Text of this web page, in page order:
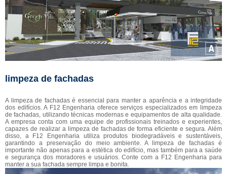
limpeza de fachadas
A limpeza de fachadas é essencial para manter a aparência e a integridade
dos edifícios. A F12 Engenharia oferece serviços especializados em limpeza
de fachadas, utilizando técnicas modernas e equipamentos de alta qualidade.
A empresa conta com uma equipe de profissionais treinados e experientes,
capazes de realizar a limpeza de fachadas de forma eficiente e segura. Além
disso, a F12 Engenharia utiliza produtos biodegradáveis e sustentáveis,
garantindo a preservação do meio ambiente. A limpeza de fachadas é
importante não apenas para a estética do edifício, mas também para a saúde
e segurança dos moradores e usuários. Conte com a F12 Engenharia para
manter a sua fachada sempre limpa e bonita.